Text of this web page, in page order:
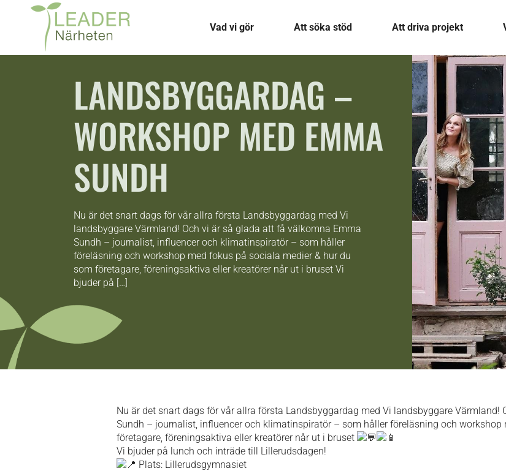
Vad vi gör Att söka stöd Att driva projekt
LANDSBYGGARDAG –
WORKSHOP MED EMMA
SUNDH
Nu är det snart dags för vår allra första Landsbyggardag med Vi
landsbyggare Värmland! Och vi är så glada att få välkomna Emma
Sundh – journalist, influencer och klimatinspiratör – som håller
föreläsning och workshop med fokus på sociala medier & hur du
som företagare, föreningsaktiva eller kreatörer når ut i bruset Vi
bjuder på […]
Nu är det snart dags för vår allra första Landsbyggardag med Vi landsbyggare
Sundh – journalist, influencer och klimatinspiratör – som håller föreläsning och
företagare, föreningsaktiva eller kreatörer når ut i bruset
Vi bjuder på lunch och inträde till Lillerudsdagen!
Plats: Lillerudsgymnasiet